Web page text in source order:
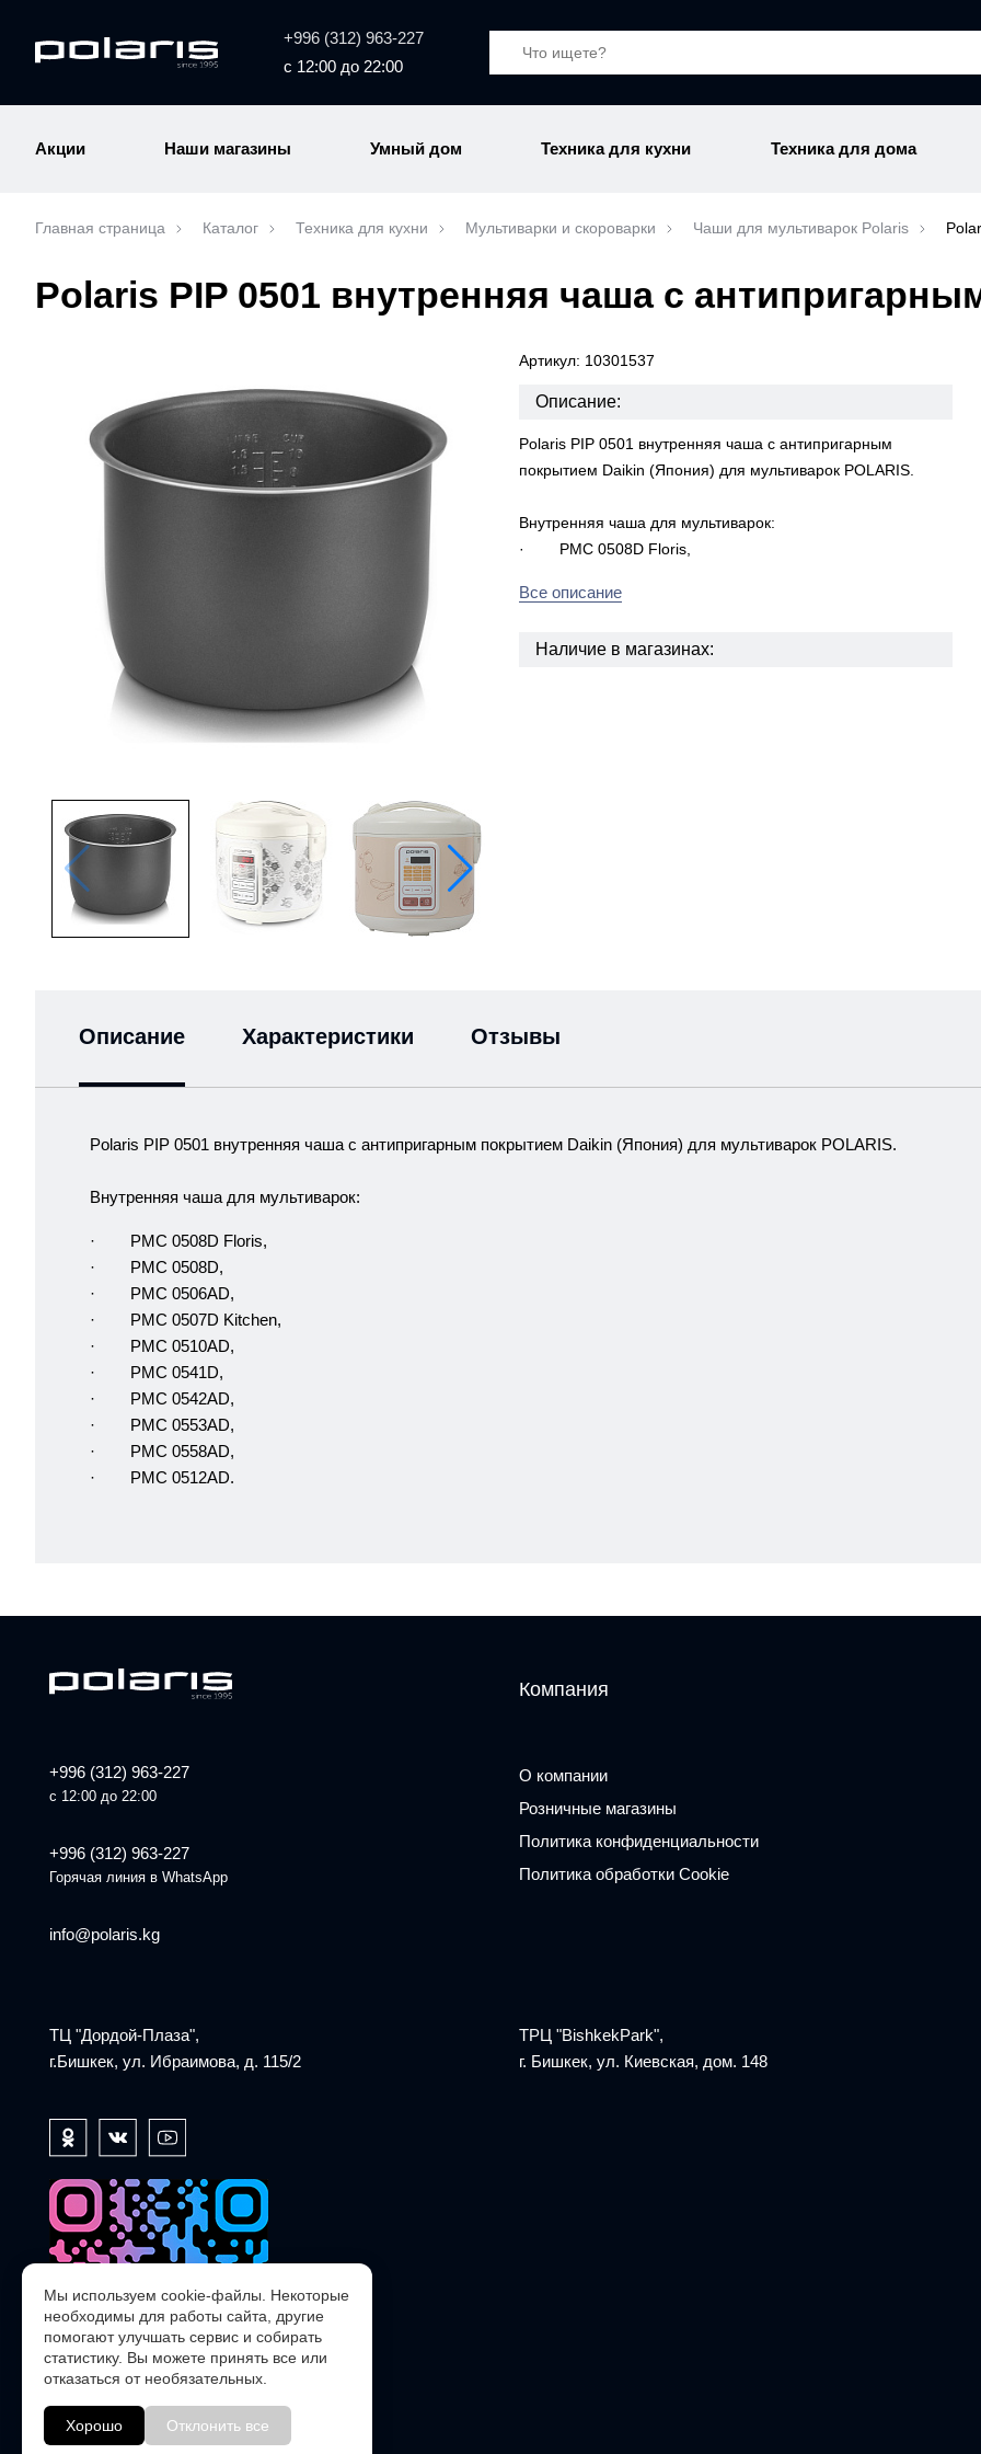
+996 (312) 963-227
с 12:00 до 22:00
Акции Наши магазины Умный дом Техника для кухни Техника для дома
Главная страница Каталог Техника для кухни Мультиварки и скороварки Чаши для мультиварок Polaris
Polaris PIP 0501 внутренняя чаша с
Артикул: 10301537
Описание:
Polaris PIP 0501 внутренняя чаша с антипригарным
покрытием Daikin (Япония) для мультиварок POLARIS.
Внутренняя чаша для мультиварок:
· PMC 0508D Floris,
Все описание
Наличие в магазинах:
Описание Характеристики Отзывы
Polaris PIP 0501 внутренняя чаша с антипригарным покрытием Daikin (Япония) для мультиварок POLARIS.
Внутренняя чаша для мультиварок:
· PMC 0508D Floris,
· PMC 0508D,
· PMC 0506AD,
· PMC 0507D Kitchen,
· PMC 0510AD,
· PMC 0541D,
· PMC 0542AD,
· PMC 0553AD,
· PMC 0558AD,
· PMC 0512AD.
+996 (312) 963-227
с 12:00 до 22:00
+996 (312) 963-227
Горячая линия в WhatsApp
info@polaris.kg
Компания
О компании
Розничные магазины
Политика конфиденциальности
Политика обработки Cookie
ТЦ "Дордой-Плаза",
г.Бишкек, ул. Ибраимова, д. 115/2
ТРЦ "BishkekPark",
г. Бишкек, ул. Киевская, дом. 148
@POLARIS_SERVICE_KG_bot
Мы используем cookie-файлы. Некоторые
необходимы для работы сайта, другие
помогают улучшать сервис и собирать
статистику. Вы можете принять все или
отказаться от необязательных.
Хорошо Отклонить все